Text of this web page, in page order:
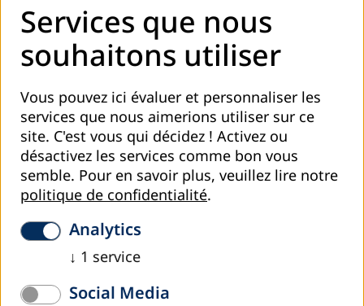
Atelier d’introduction à l’approche ALESBA
pour renforcer le système d’éducation et
d’apprentissage des adultes en Algérie
Les 2 et 3 juillet 2025, un atelier d’introduction à l’approche
ALESBA (Adult Learning and Education System Building
Approach - Approche de renforcement des Systèmes
d’Apprentissage et…
lire plus
Services que nous
souhaitons utiliser
Vous pouvez ici évaluer et personnaliser les
services que nous aimerions utiliser sur ce
site. C'est vous qui décidez ! Activez ou
désactivez les services comme bon vous
semble. Pour en savoir plus, veuillez lire notre
politique de confidentialité.
Analytics
↓ 1 service
Social Media